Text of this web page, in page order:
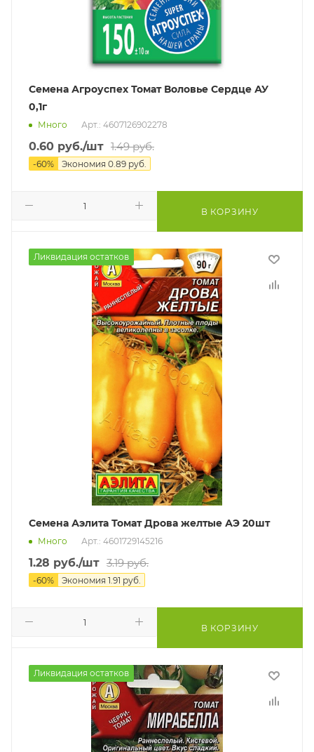
Семена Агроуспех Томат Воловье Сердце АУ
0,1г
Много Арт.: 4607126902278
0.60 руб./шт 1.49руб.
-60% Экономия 0.89 руб.
В КОРЗИНУ
Ликвидация остатков
Семена Аэлита Томат Дрова желтые АЭ 20шт
Много Арт.: 4601729145216
1.28 руб./шт 3.19руб.
-60% Экономия 1.91 руб.
В КОРЗИНУ
Ликвидация остатков